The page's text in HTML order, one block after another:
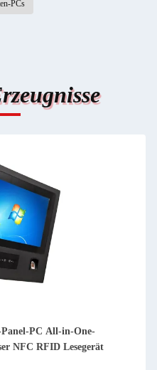
PCs
Panel-PC All-in-One-
NFC RFID Lesegerät